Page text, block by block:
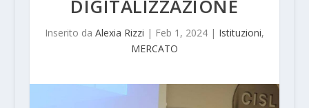
DIGITALIZZAZIONE
Inserito da Alexia Rizzi | Feb 1, 2024| Istituzioni,
MERCATO